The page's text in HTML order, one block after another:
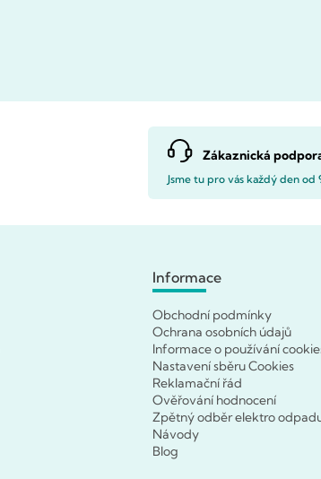
Zákaznická
Jsme tu pro vás každý den od
Informace
Obchodní podmínky
Ochrana osobních údajů
Informace o používání
Nastavení sběru Cookies
Reklamační řád
Ověřování hodnocení
Zpětný odběr elektro
Návody
Blog